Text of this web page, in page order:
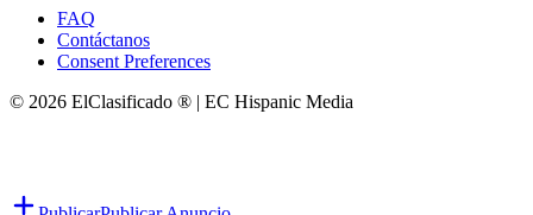
FAQ
Contáctanos
Consent Preferences
© 2026 ElClasificado ® | EC Hispanic Media